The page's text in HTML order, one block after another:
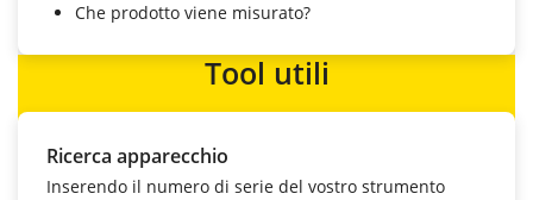
Che prodotto viene misurato?
Tool utili
Ricerca apparecchio
Inserendo il numero di serie del vostro strumento